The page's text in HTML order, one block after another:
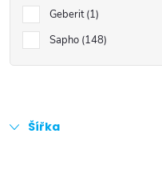
Geberit 1
Sapho 148
Šířka